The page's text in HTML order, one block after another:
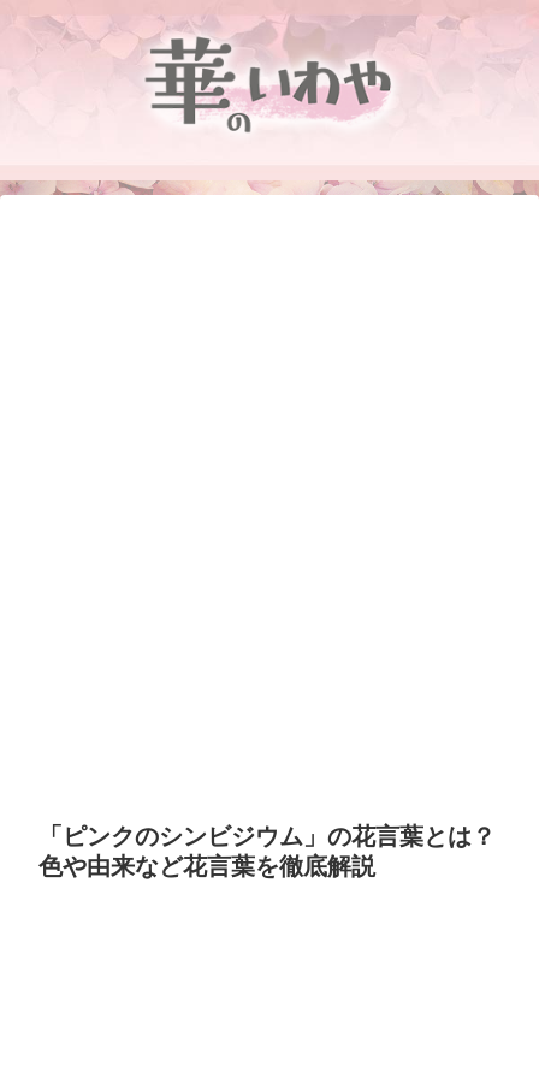
「ピンクのシンビジウム」の花言葉とは？
色や由来など花言葉を徹底解説